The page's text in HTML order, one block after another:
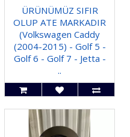
ÜRÜNÜMÜZ SIFIR
OLUP ATE MARKADIR
(Volkswagen Caddy
(2004-2015) - Golf 5 -
Golf 6 - Golf 7 - Jetta -
..